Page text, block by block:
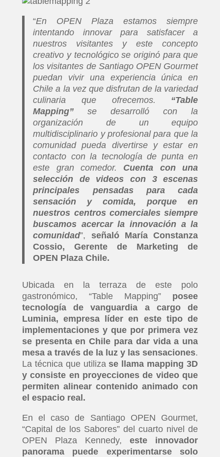
“En OPEN Plaza estamos siempre
intentando innovar para satisfacer a
nuestros visitantes y este concepto
creativo y tecnológico se originó para que
los visitantes de Santiago OPEN Gourmet
puedan vivir una experiencia única en
Chile a la vez que disfrutan de la variedad
culinaria que ofrecemos. “Table
Mapping”se desarrolló con la
organización de un equipo
multidisciplinario y profesional para que la
comunidad pueda divertirse y estar en
contacto con la tecnología de punta en
este gran comedor.
Cuenta con una
selección de videos con 3 escenas
principales pensadas para cada
sensación y comida, porque en
nuestros centros comerciales siempre
buscamos acercar la innovación a la
comunidad”, señaló María Constanza
Cossio, Gerente de Marketing de
OPEN Plaza Chile.
Ubicada en la terraza de este polo
gastronómico, “Table Mapping” posee
tecnología de vanguardia a cargo de
Luminia, empresa líder en este tipo de
implementaciones y que por primera vez
se presenta en Chile para dar vida a una
mesa a través de la luz y las sensaciones.
La técnica que utiliza se llama mapping 3D
y consiste en proyecciones de video que
permiten alinear contenido animado con
el espacio real.
En el caso de Santiago OPEN Gourmet,
“Capital de los Sabores” del cuarto nivel de
OPEN Plaza Kennedy,este innovador
panorama puede experimentarse solo